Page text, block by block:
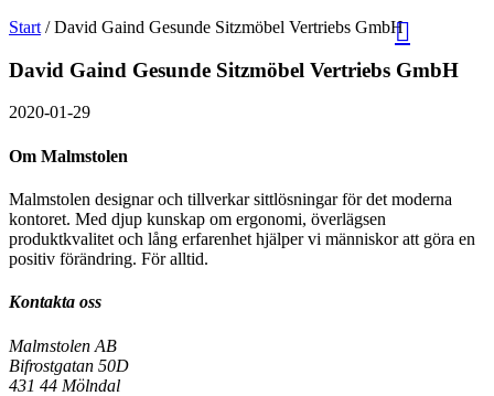
Sök
Malmstolen.se
Välj
Start /David Gaind Gesunde Sitzmöbel Vertriebs GmbH
David Gaind Gesunde Sitzmöbel Vertriebs GmbH
2020-01-29
Om Malmstolen
Malmstolen designar och tillverkar sittlösningar för det moderna
kontoret. Med djup kunskap om ergonomi, överlägsen
produktkvalitet och lång erfarenhet hjälper vi människor att göra en
positiv förändring. För alltid.
Kontakta oss
Malmstolen AB
Bifrostgatan 50D
431 44 Mölndal